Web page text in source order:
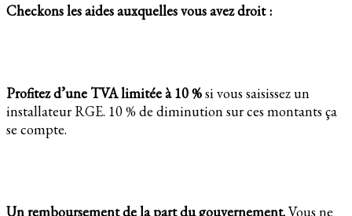
Checkons les aides auxquelles vous avez droit :
Profitez d’une TVA limitée à 10 %si vous saisissez un
installateur RGE. 10 % de diminution sur ces montants ça
se compte.
Un remboursement de la part du gouvernement.Vous ne